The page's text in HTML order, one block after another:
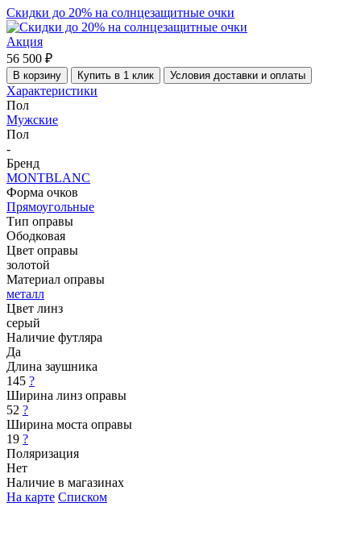
Скидки до 20% на солнцезащитные очки
Акция
56 500 ₽
В корзину Купить в 1 клик Условия доставки и оплаты
Характеристики
Пол
Мужские
Пол
-
Бренд
MONTBLANC
Форма очков
Прямоугольные
Тип оправы
Ободковая
Цвет оправы
золотой
Материал оправы
металл
Цвет линз
серый
Наличие футляра
Да
Длина заушника
145 ?
Ширина линз оправы
52 ?
Ширина моста оправы
19 ?
Поляризация
Нет
Наличие в магазинах
На карте Списком